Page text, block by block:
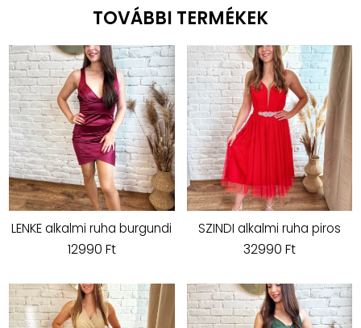
TOVÁBBI TERMÉKEK
LENKE alkalmi ruha burgundi
12990 Ft
SZINDI alkalmi ruha piros
32990 Ft